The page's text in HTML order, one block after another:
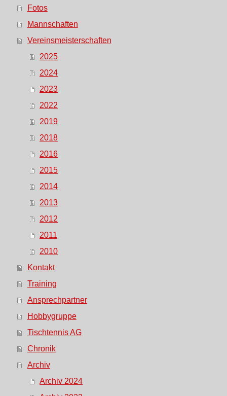
Fotos
Mannschaften
Vereinsmeisterschaften
2025
2024
2023
2022
2019
2018
2016
2015
2014
2013
2012
2011
2010
Kontakt
Training
Ansprechpartner
Hobbygruppe
Tischtennis AG
Chronik
Archiv
Archiv 2024